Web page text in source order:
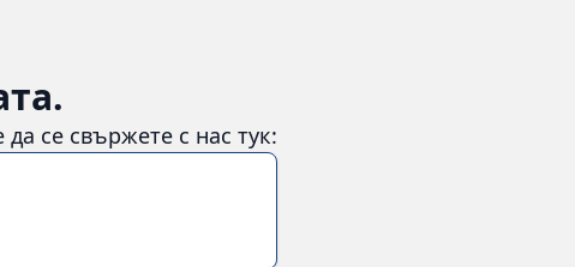
се свържете с нас тук: